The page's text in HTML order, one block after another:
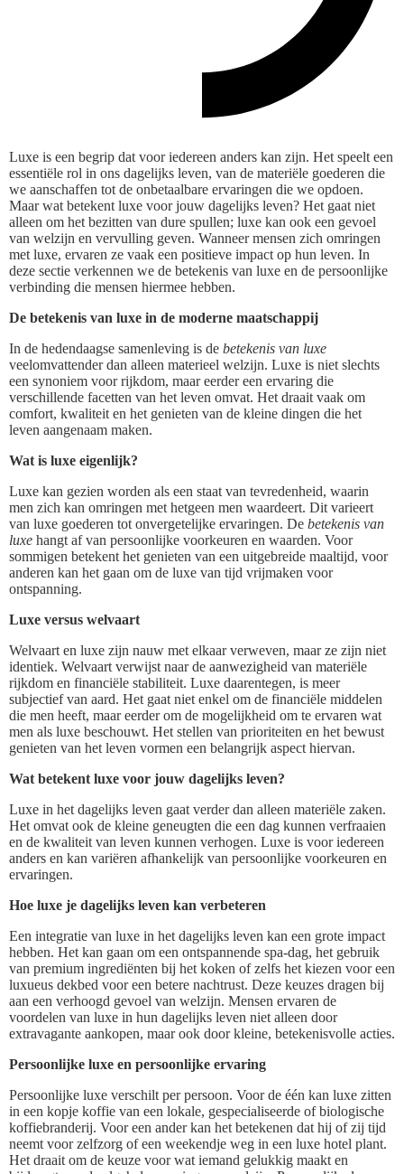
Luxe is een begrip dat voor iedereen anders kan zijn. Het speelt een
essentiële rol in ons dagelijks leven, van de materiële goederen die
we aanschaffen tot de onbetaalbare ervaringen die we opdoen.
Maar wat betekent luxe voor jouw dagelijks leven? Het gaat niet
alleen om het bezitten van dure spullen; luxe kan ook een gevoel
van welzijn en vervulling geven. Wanneer mensen zich omringen
met luxe, ervaren ze vaak een positieve impact op hun leven. In
deze sectie verkennen we de betekenis van luxe en de persoonlijke
verbinding die mensen hiermee hebben.
De betekenis van luxe in de moderne maatschappij
In de hedendaagse samenleving is de betekenis van luxe
veelomvattender dan alleen materieel welzijn. Luxe is niet slechts
een synoniem voor rijkdom, maar eerder een ervaring die
verschillende facetten van het leven omvat. Het draait vaak om
comfort, kwaliteit en het genieten van de kleine dingen die het
leven aangenaam maken.
Wat is luxe eigenlijk?
Luxe kan gezien worden als een staat van tevredenheid, waarin
men zich kan omringen met hetgeen men waardeert. Dit varieert
van luxe goederen tot onvergetelijke ervaringen. De betekenis van
luxe hangt af van persoonlijke voorkeuren en waarden. Voor
sommigen betekent het genieten van een uitgebreide maaltijd, voor
anderen kan het gaan om de luxe van tijd vrijmaken voor
ontspanning.
Luxe versus welvaart
Welvaart en luxe zijn nauw met elkaar verweven, maar ze zijn niet
identiek. Welvaart verwijst naar de aanwezigheid van materiële
rijkdom en financiële stabiliteit. Luxe daarentegen, is meer
subjectief van aard. Het gaat niet enkel om de financiële middelen
die men heeft, maar eerder om de mogelijkheid om te ervaren wat
men als luxe beschouwt. Het stellen van prioriteiten en het bewust
genieten van het leven vormen een belangrijk aspect hiervan.
Wat betekent luxe voor jouw dagelijks leven?
Luxe in het dagelijks leven gaat verder dan alleen materiële zaken.
Het omvat ook de kleine geneugten die een dag kunnen verfraaien
en de kwaliteit van leven kunnen verhogen. Luxe is voor iedereen
anders en kan variëren afhankelijk van persoonlijke voorkeuren en
ervaringen.
Hoe luxe je dagelijks leven kan verbeteren
Een integratie van luxe in het dagelijks leven kan een grote impact
hebben. Het kan gaan om een ontspannende spa-dag, het gebruik
van premium ingrediënten bij het koken of zelfs het kiezen voor een
luxueus dekbed voor een betere nachtrust. Deze keuzes dragen bij
aan een verhoogd gevoel van welzijn. Mensen ervaren de
voordelen van luxe in hun dagelijks leven niet alleen door
extravagante aankopen, maar ook door kleine, betekenisvolle acties.
Persoonlijke luxe en persoonlijke ervaring
Persoonlijke luxe verschilt per persoon. Voor de één kan luxe zitten
in een kopje koffie van een lokale, gespecialiseerde of biologische
koffiebranderij. Voor een ander kan het betekenen dat hij of zij tijd
neemt voor zelfzorg of een weekendje weg in een luxe hotel plant.
Het draait om de keuze voor wat iemand gelukkig maakt en